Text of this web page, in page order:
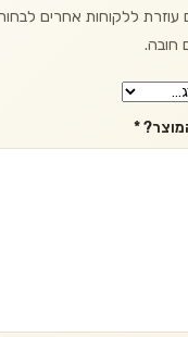
ללקוחות אחרים לבחור
חובה.
*